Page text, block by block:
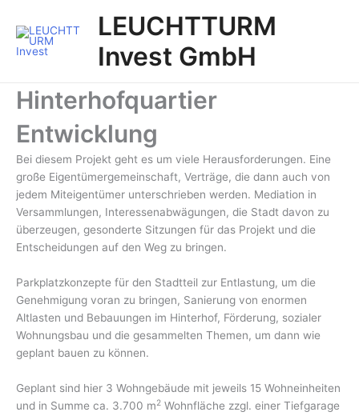
Inhalt
springen
LEUCHTTURM
Invest GmbH
Hinterhofquartier
Entwicklung
Bei diesem Projekt geht es um viele Herausforderungen. Eine
große Eigentümergemeinschaft, Verträge, die dann auch von
jedem Miteigentümer unterschrieben werden. Mediation in
Versammlungen, Interessenabwägungen, die Stadt davon zu
überzeugen, gesonderte Sitzungen für das Projekt und die
Entscheidungen auf den Weg zu bringen.
Parkplatzkonzepte für den Stadtteil zur Entlastung, um die
Genehmigung voran zu bringen, Sanierung von enormen
Altlasten und Bebauungen im Hinterhof, Förderung, sozialer
Wohnungsbau und die gesammelten Themen, um dann wie
geplant bauen zu können.
Geplant sind hier 3 Wohngebäude mit jeweils 15 Wohneinheiten
und in Summe ca. 3.700 m2 Wohnfläche zzgl. einer Tiefgarage
navigation